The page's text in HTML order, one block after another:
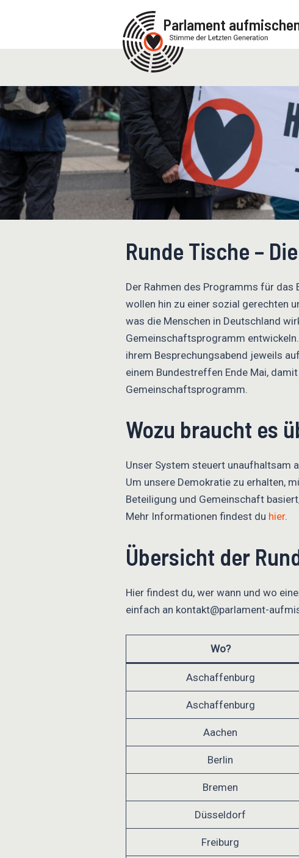
Parlament
Runde Tische –
Der Rahmen des Programms für das
wollen hin zu einer sozial gerechten
was die Menschen in Deutschland
Gemeinschaftsprogramm
ihrem Besprechungsabend jeweils
einem Bundestreffen Ende Mai,
Gemeinschaftsprogramm.
Wozu braucht es
Unser System steuert unaufhaltsam
Um unsere Demokratie zu erhalten,
Beteiligung und Gemeinschaft
Mehr Informationen findest du hier.
Übersicht der
Hier findest du, wer wann und wo
einfach an kontakt@parlament-
Wo?
Aschaffenburg
Aschaffenburg
Aachen
Berlin
Bremen
Düsseldorf
Freiburg